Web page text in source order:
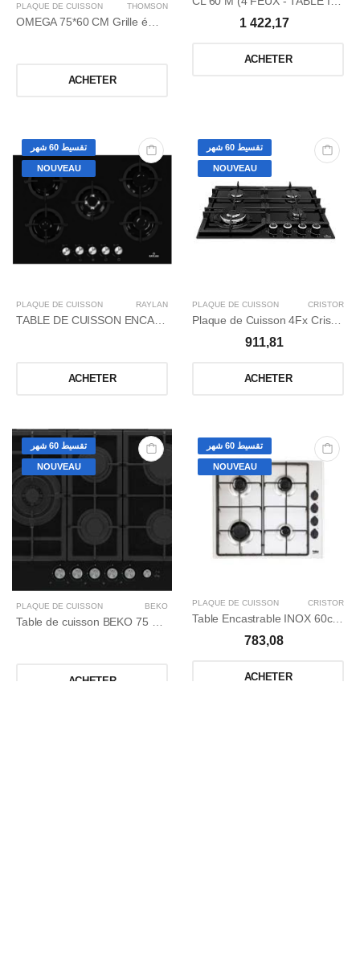
PLAQUE DE CUISSON THOMSON
ACHETER
1 422,17
ACHETER
تقسيط 60 شهر
NOUVEAU
PLAQUE DE CUISSON RAYLAN
ACHETER
تقسيط 60 شهر
NOUVEAU
PLAQUE DE CUISSON CRISTOR
Plaque de Cuisson 4Fx Cristor Noir Glass
911,81
ACHETER
تقسيط 60 شهر
NOUVEAU
PLAQUE DE CUISSON BEKO
Table de cuisson BEKO 75 cm 5 feux/Wok/Allumage intégré/Thermocouple/Grilles en Fonte/Inox
ACHETER
تقسيط 60 شهر
NOUVEAU
PLAQUE DE CUISSON CRISTOR
Table Encastrable INOX 60cm 4Fx Finetta4
783,08
ACHETER